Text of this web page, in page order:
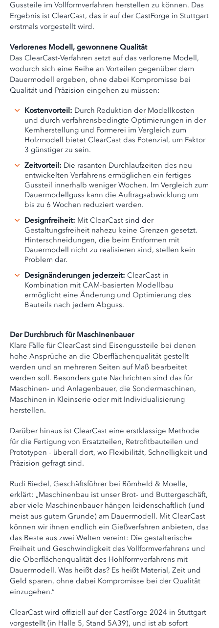
Gussteile im Vollformverfahren herstellen zu können. Das
Ergebnis ist ClearCast, das ir auf der CastForge in Stuttgart
erstmals vorgestellt wird.
Verlorenes Modell, gewonnene Qualität
Das ClearCast-Verfahren setzt auf das verlorene Modell,
wodurch sich eine Reihe an Vorteilen gegenüber dem
Dauermodell ergeben, ohne dabei Kompromisse bei
Qualität und Präzision eingehen zu müssen:
Kostenvorteil: Durch Reduktion der Modellkosten
und durch verfahrensbedingte Optimierungen in der
Kernherstellung und Formerei im Vergleich zum
Holzmodell bietet ClearCast das Potenzial, um Faktor
3 günstiger zu sein.
Zeitvorteil: Die rasanten Durchlaufzeiten des neu
entwickelten Verfahrens ermöglichen ein fertiges
Gussteil innerhalb weniger Wochen. Im Vergleich zum
Dauermodellguss kann die Auftragsabwicklung um
bis zu 6 Wochen reduziert werden.
Designfreiheit: Mit ClearCast sind der
Gestaltungsfreiheit nahezu keine Grenzen gesetzt.
Hinterschneidungen, die beim Entformen mit
Dauermodell nicht zu realisieren sind, stellen kein
Problem dar.
Designänderungen jederzeit: ClearCast in
Kombination mit CAM-basierten Modellbau
ermöglicht eine Änderung und Optimierung des
Bauteils nach jedem Abguss.
Der Durchbruch für Maschinenbauer
Klare Fälle für ClearCast sind Eisengussteile bei denen
hohe Ansprüche an die Oberflächenqualität gestellt
werden und an mehreren Seiten auf Maß bearbeitet
werden soll. Besonders gute Nachrichten sind das für
Maschinen- und Anlagenbauer, die Sondermaschinen,
Maschinen in Kleinserie oder mit Individualisierung
herstellen.
Darüber hinaus ist ClearCast eine erstklassige Methode
für die Fertigung von Ersatzteilen, Retrofitbauteilen und
Prototypen - überall dort, wo Flexibilität, Schnelligkeit und
Präzision gefragt sind.
Rudi Riedel, Geschäftsführer bei Römheld & Moelle,
erklärt: „Maschinenbau ist unser Brot- und Buttergeschäft,
aber viele Maschinenbauer hängen leidenschaftlich (und
meist aus gutem Grunde) am Dauermodell. Mit ClearCast
können wir ihnen endlich ein Gießverfahren anbieten, das
das Beste aus zwei Welten vereint: Die gestalterische
Freiheit und Geschwindigkeit des Vollformverfahrens und
die Oberflächenqualität des Hohlformverfahrens mit
Dauermodell. Was heißt das? Es heißt Material, Zeit und
Geld sparen, ohne dabei Kompromisse bei der Qualität
einzugehen.“
ClearCast wird offiziell auf der CastForge 2024 in Stuttgart
vorgestellt (in Halle 5, Stand 5A39), und ist ab sofort